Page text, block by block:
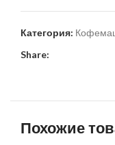
Категория:
Share:
Похожие